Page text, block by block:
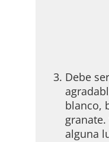
Debe ser
blanco,